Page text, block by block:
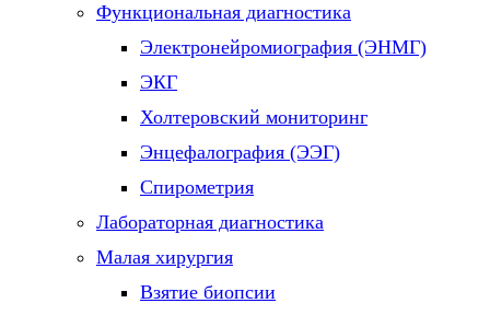
Функциональная диагностика
Электронейромиография (ЭНМГ)
ЭКГ
Холтеровский мониторинг
Энцефалография (ЭЭГ)
Спирометрия
Лабораторная диагностика
Малая хирургия
Взятие биопсии